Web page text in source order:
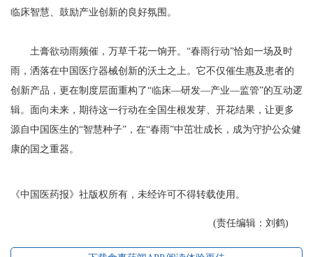
临床智慧、鼓励产业创新的良好氛围。
土膏欲动雨频催，万草千花一饷开。“春雨行动”恰如一场及时
雨，洒落在中国医疗器械创新的沃土之上。它不仅催生惠及患者的
创新产品，更在制度层面重构了“临床—研发—产业—监管”的互动逻
辑。面向未来，期待这一行动在全国生根发芽、开花结果，让更多
源自中国医生的“智慧种子”，在“春雨”中茁壮成长，成为守护公众健
康的国之重器。
《中国医药报》社版权所有，未经许可不得转载使用。
(责任编辑：刘鹤)